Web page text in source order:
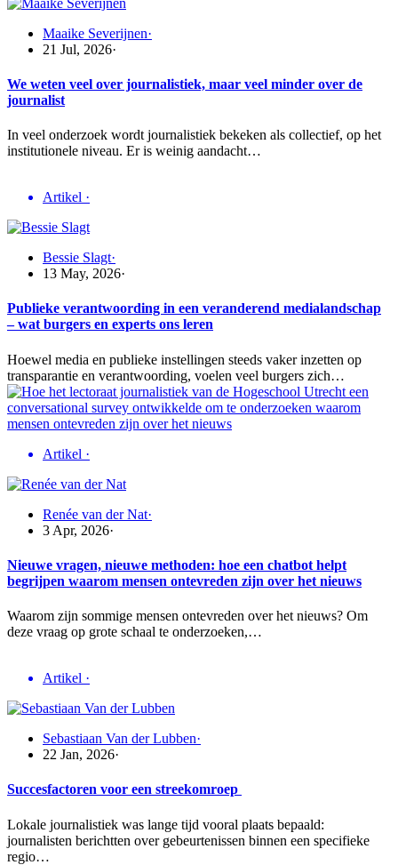
Maaike Severijnen·
21 Jul, 2026·
We weten veel over journalistiek, maar veel minder over de
journalist
In veel onderzoek wordt journalistiek bekeken als collectief, op het
institutionele niveau. Er is weinig aandacht…
Artikel ·
Bessie Slagt·
13 May, 2026·
Publieke verantwoording in een veranderend medialandschap
– wat burgers en experts ons leren
Hoewel media en publieke instellingen steeds vaker inzetten op
transparantie en verantwoording, voelen veel burgers zich…
Artikel ·
Renée van der Nat·
3 Apr, 2026·
Nieuwe vragen, nieuwe methoden: hoe een chatbot helpt
begrijpen waarom mensen ontevreden zijn over het nieuws
Waarom zijn sommige mensen ontevreden over het nieuws? Om
deze vraag op grote schaal te onderzoeken,…
Artikel ·
Sebastiaan Van der Lubben·
22 Jan, 2026·
Succesfactoren voor een streekomroep
Lokale journalistiek was lange tijd vooral plaats bepaald:
journalisten berichtten over gebeurtenissen binnen een specifieke
regio…